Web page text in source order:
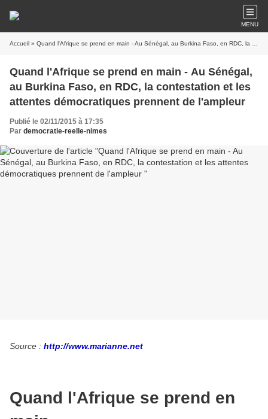
MENU
Accueil » Quand l'Afrique se prend en main - Au Sénégal, au Burkina Faso, en RDC, la contestation et les attentes démocratiques prennent de l'ampleur
Quand l'Afrique se prend en main - Au Sénégal,
au Burkina Faso, en RDC, la contestation et les
attentes démocratiques prennent de l'ampleur
Publié le 02/11/2015 à 17:35
Par democratie-reelle-nimes
Source : http://www.marianne.net
Quand l'Afrique se prend en